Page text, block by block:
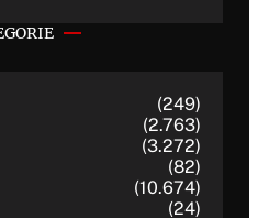
(249)
(2.763)
(3.272)
(82)
(10.674)
(24)